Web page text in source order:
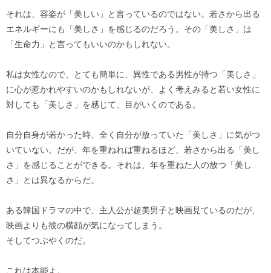
それは、容姿が「美しい」と言っているのではない。若さから出る
エネルギーにも「美しさ」を感じるのだろう。その「美しさ」は
「生命力」と言ってもいいのかもしれない。
私は女性なので、とても簡単に、異性である男性が持つ「美しさ」
に心が惹かれやすいのかもしれないが、よく考えみると若い女性に
対しても「美しさ」を感じて、目がいくのである。
自分自身が若かった時、全く自分が放っていた「美しさ」に気がつ
いていない。だが、年を重ねれば重ねるほど、若さから出る「美し
さ」を感じることができる。それは、年を重ねた人の放つ「美し
さ」とは異なるからだ。
ある韓国ドラマの中で、主人公が超美男子と映画見ているのだが、
映画よりも彼の横顔が気になってしまう。
そしてつぶやくのだ。
これは本能よ。